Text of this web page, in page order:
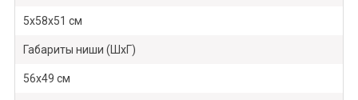
5х58х51 см
Габариты ниши (ШхГ)
56х49 см